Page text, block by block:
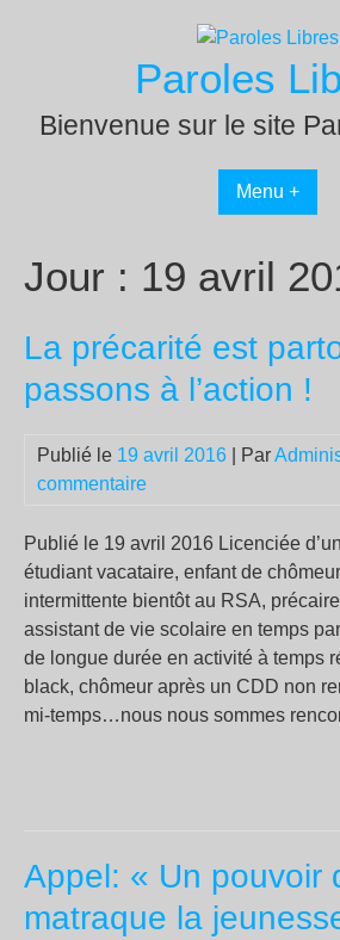
Paroles
Bienvenue sur le site
Menu +
Jour : 19 avril
La précarité est
passons à l’action !
Publié le 19 avril 2016 | Par
commentaire
Publié le 19 avril 2016 Licenciée
étudiant vacataire, enfant de
intermittente bientôt au RSA,
assistant de vie scolaire en temps
de longue durée en activité à temps
black, chômeur après un CDD non
mi-temps…nous nous sommes
Appel: « Un pouvoir
matraque la